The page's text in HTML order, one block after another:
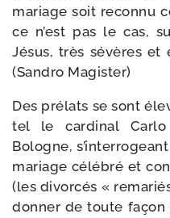
mariage soit recon­nu
ce n’est pas le cas,
Jésus, très sévères
(Sandro Magister)
Des pré­lats se sont
tel le car­di­nal Carlo
Bologne,
mariage célé­bré et
(les divor­cés «
don­ner de toute